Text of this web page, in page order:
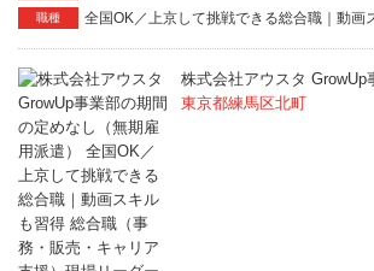
職種 全国OK／上京して挑戦できる総合職｜動画
株式会社アウスタ GrowUp
東京都練馬区北町